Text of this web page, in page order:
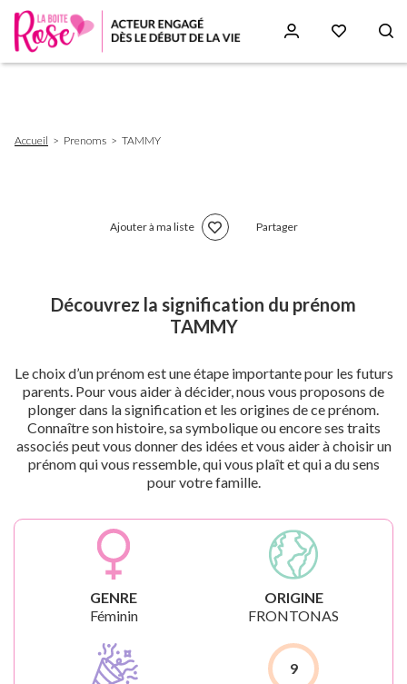
d'Ariane
Accueil Prenoms TAMMY
Ajouter à ma liste Partager
Découvrez la signification du prénom
TAMMY
Le choix d’un prénom est une étape importante pour les futurs
parents. Pour vous aider à décider, nous vous proposons de
plonger dans la signification et les origines de ce prénom.
Connaître son histoire, sa symbolique ou encore ses traits
associés peut vous donner des idées et vous aider à choisir un
prénom qui vous ressemble, qui vous plaît et qui a du sens
pour votre famille.
GENRE
Féminin
ORIGINE
FRONTONAS
9